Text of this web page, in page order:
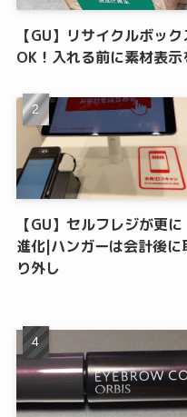
【GU】リサイクルボッ
OK！入れる前に素材表示
【GU】セルフレジが更に
進化|ハンガーは会計後に
り外し